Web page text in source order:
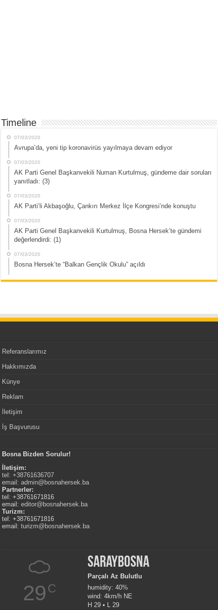
Timeline
07/03/2020
Avrupa’da, yeni tip koronavirüs yayılmaya devam ediyor
07/03/2020
AK Parti Genel Başkanvekili Numan Kurtulmuş, gündeme dair soruları
yanıtladı: (3)
07/03/2020
AK Parti’li Akbaşoğlu, Çankırı Merkez İlçe Kongresi’nde konuştu
07/03/2020
AK Parti Genel Başkanvekili Kurtulmuş, Bosna Hersek’te gündemi
değerlendirdi: (1)
07/03/2020
Bosna Hersek’te “Balkan Gençlik Okulu” açıldı
Referanslarımız
Hakkımızda
Künye
Reklam
İletişim
İş Başvurusu
Bosna Bizden Sorulur!
İletişim:
tel: +38761636707
email:admin@bosnahersek.ba
Partnerler:
tel: +38761671816
email:editor@bosnahersek.ba
Turizm:
tel: +38761671816
email:turizm@bosnahersek.ba
29 C
Saraybosna
Parçalı Az Bulutlu
humidity: 40%
wind: 4km/h NE
H 29 • L 29